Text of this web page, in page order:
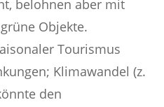
belohnen aber mit
Objekte.
Tourismus
Klimawandel (z.
den